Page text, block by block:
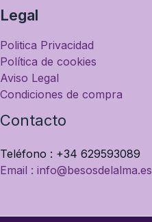
Legal
Politica Privacidad
Política de cookies
Aviso Legal
Condiciones de compra
Contacto
Teléfono : +34 629593089
Email : info@besosdelalma.es